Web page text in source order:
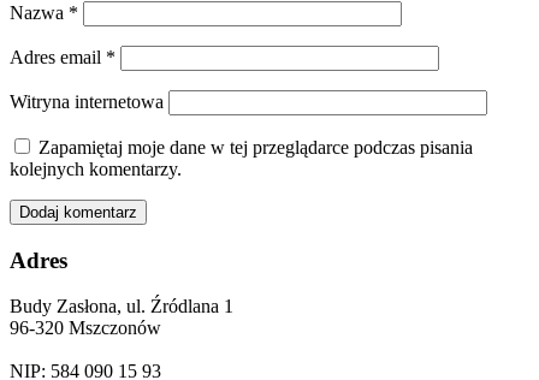
Nazwa *
Adres email *
Witryna internetowa
Zapamiętaj moje dane w tej przeglądarce podczas pisania
kolejnych komentarzy.
Adres
Budy Zasłona, ul. Źródlana 1
96-320 Mszczonów
NIP: 584 090 15 93